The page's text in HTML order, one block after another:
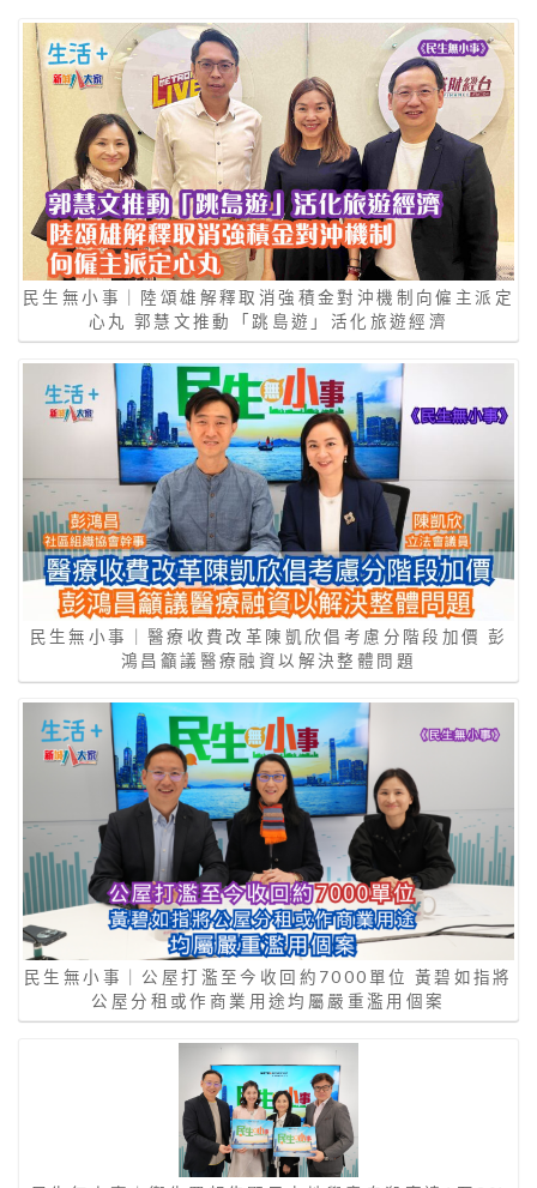
民生無小事｜陸頌雄解釋取消強積金對沖機制向僱主派定
心丸 郭慧文推動「跳島遊」活化旅遊經濟
民生無小事｜醫療收費改革陳凱欣倡考慮分階段加價 彭
鴻昌籲議醫療融資以解決整體問題
民生無小事｜公屋打濫至今收回約7000單位 黃碧如指將
公屋分租或作商業用途均屬嚴重濫用個案